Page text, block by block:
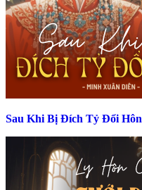
Sau Khi Bị Đích Tỷ Đổi Hôn